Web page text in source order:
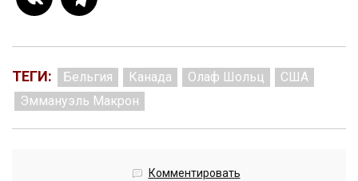
ТЕГИ: Бельгия Канада Олаф Шольц
США
Эммануэль Макрон
Комментировать